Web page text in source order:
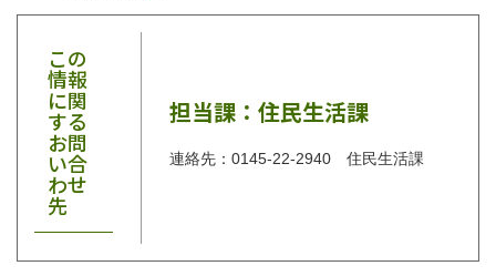
この
情報
に関
する
お問
い合
わせ
先
担当課：住民生活課
連絡先：0145-22-2940 住民生活課